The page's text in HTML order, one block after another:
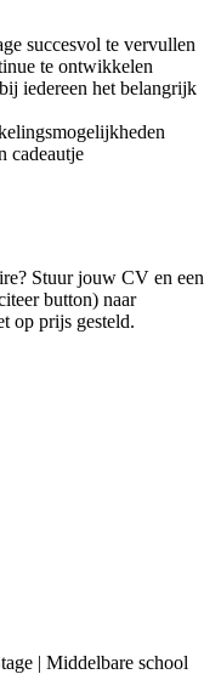
succesvol te vervullen
te ontwikkelen
iedereen het belangrijk
cadeautje
Stuur jouw CV en een
button) naar
op prijs gesteld.
| Middelbare school